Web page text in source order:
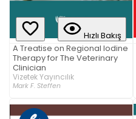
Hızlı Bakış
A Treatise on Regional Iodine
Therapy for The Veterinary
Clinician
Vizetek Yayıncılık
Mark F. Steffen